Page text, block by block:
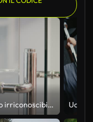
Uomo irriconoscibile che entra in ufficio apertura porta di vetro all'interno, ritagliato